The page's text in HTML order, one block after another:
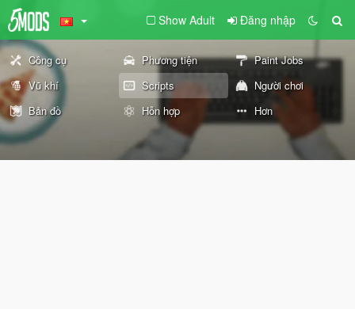
Show Adult Đăng nhập
Công cụ Phương tiện
Paint Jobs
Vũ khí
Scripts
Người chơi
Bản đồ
Hỗn hợp Hơn